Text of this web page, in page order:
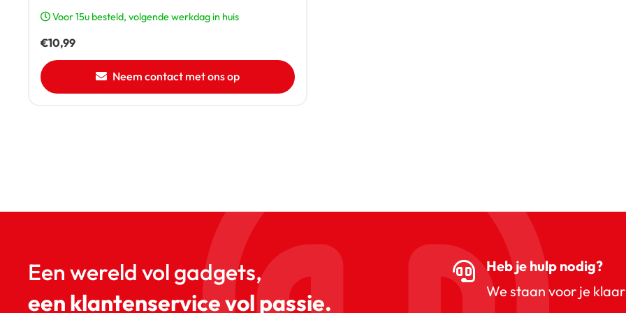
Voor 15u besteld, volgende werkdag in huis
€10,99
Neem contact met ons op
Een wereld vol gadgets,
een klantenservice vol passie.
Heb je hulp nodig?
We staan voor je